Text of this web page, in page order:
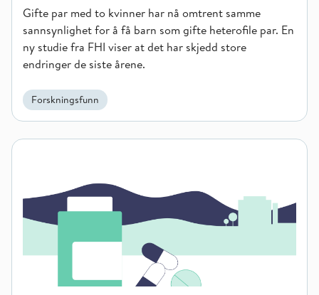
Gifte par med to kvinner har nå omtrent samme
sannsynlighet for å få barn som gifte heterofile par. En
ny studie fra FHI viser at det har skjedd store
endringer de siste årene.
Forskningsfunn
Bruken av hormonelle prevensjonsmidler er i endring